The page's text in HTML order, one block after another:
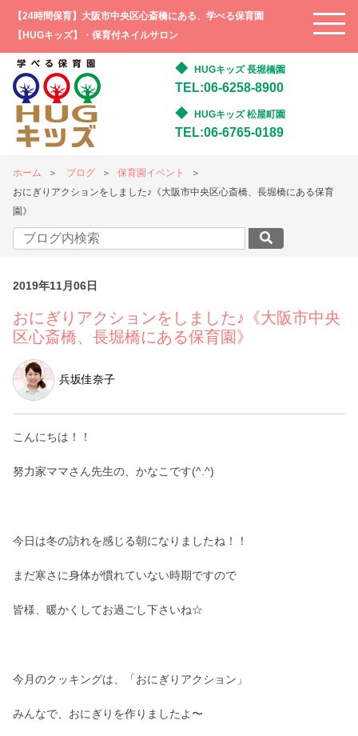
【24時間保育】大阪市中央区心斎橋にある、学べる保育園
【HUGキッズ】・保育付ネイルサロン
HUGキッズ 長堀橋園
TEL:06-6258-8900
HUGキッズ 松屋町園
TEL:06-6765-0189
ホーム ブログ
保育園イベント
おにぎりアクションをしました♪《大阪市中央区心斎橋、長堀橋にある保育
園》
2019年11月06日
おにぎりアクションをしました♪《大阪市中央
区心斎橋、長堀橋にある保育園》
兵坂佳奈子
こんにちは！！
努力家ママさん先生の、かなこです(^.^)
今日は冬の訪れを感じる朝になりましたね！！
まだ寒さに身体が慣れていない時期ですので
皆様、暖かくしてお過ごし下さいね☆
今月のクッキングは、「おにぎりアクション」
みんなで、おにぎりを作りましたよ〜